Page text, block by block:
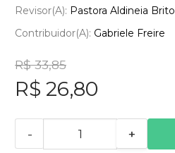
Revisor(a): Pastora Aldineia Brito
Contribuidor(a): Gabriele Freire
R$ 33,85
R$ 26,80
- +